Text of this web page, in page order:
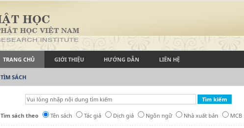
TRANG CHỦ GIỚI THIỆU HƯỚNG DẪN LIÊN HỆ
TÌM SÁCH
Tìm sách theo Tên sách Tác giả Dịch giả Ngôn ngữ Nhà xuất bản MCB